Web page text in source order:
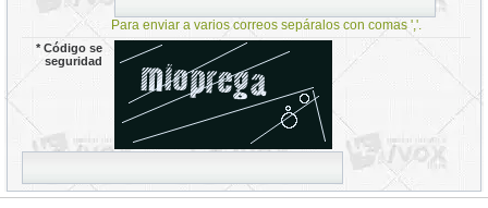
Para enviar a varios correos sepáralos con comas ','.
*Código se
seguridad